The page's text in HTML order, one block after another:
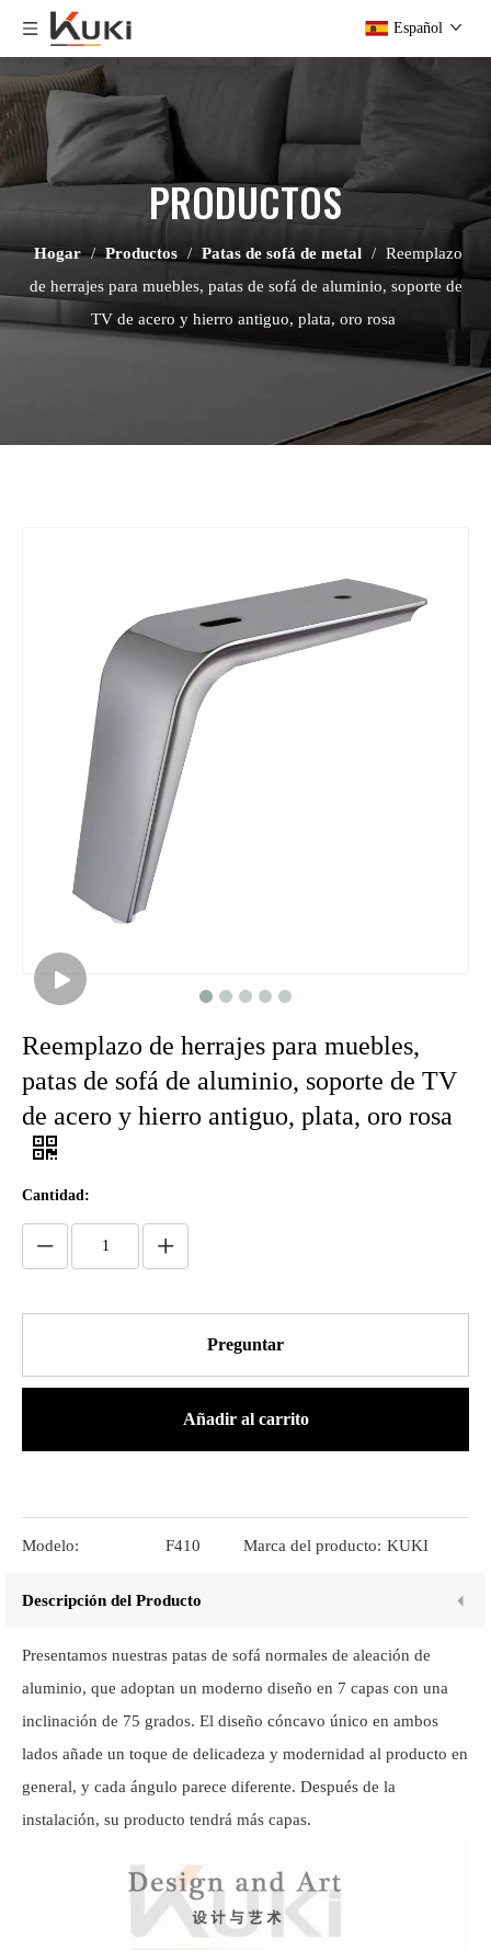
Español
PRODUCTOS
Hogar / Productos / Patas de sofá de metal / Reemplazo
de herrajes para muebles, patas de sofá de aluminio, soporte de
TV de acero y hierro antiguo, plata, oro rosa
Reemplazo de herrajes para muebles,
patas de sofá de aluminio, soporte de TV
de acero y hierro antiguo, plata, oro rosa
Cantidad:
Preguntar
Añadir al carrito
Modelo: F410 Marca del producto: KUKI
Descripción del Producto
Presentamos nuestras patas de sofá normales de aleación de
aluminio, que adoptan un moderno diseño en 7 capas con una
inclinación de 75 grados. El diseño cóncavo único en ambos
lados añade un toque de delicadeza y modernidad al producto en
general, y cada ángulo parece diferente. Después de la
instalación, su producto tendrá más capas.